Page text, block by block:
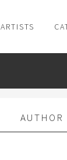
ARTISTS
AUTHOR